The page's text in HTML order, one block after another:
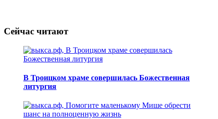
Сейчас читают
В Троицком храме совершилась Божественная
литургия